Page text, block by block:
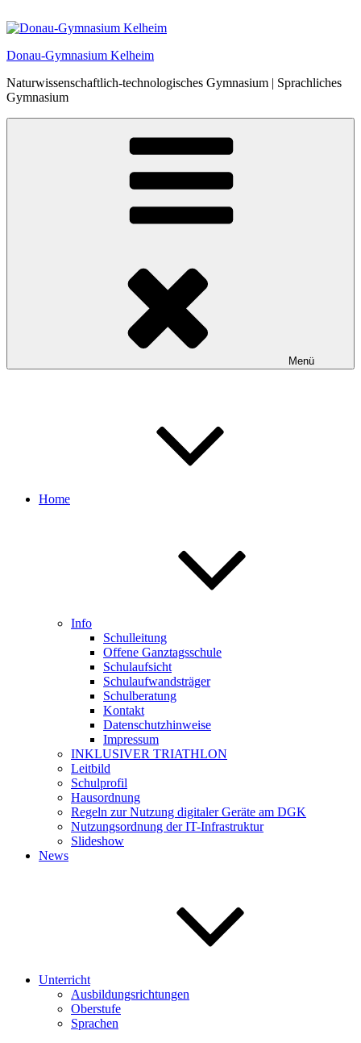
Inhalt
Donau-Gymnasium Kelheim
Naturwissenschaftlich-technologisches Gymnasium | Sprachliches
Gymnasium
Menü
Home
Info
Schulleitung
Offene Ganztagsschule
Schulaufsicht
Schulaufwandsträger
Schulberatung
Kontakt
Datenschutzhinweise
Impressum
INKLUSIVER TRIATHLON
Leitbild
Schulprofil
Hausordnung
Regeln zur Nutzung digitaler Geräte am DGK
Nutzungsordnung der IT-Infrastruktur
Slideshow
News
Unterricht
Ausbildungsrichtungen
Oberstufe
Sprachen